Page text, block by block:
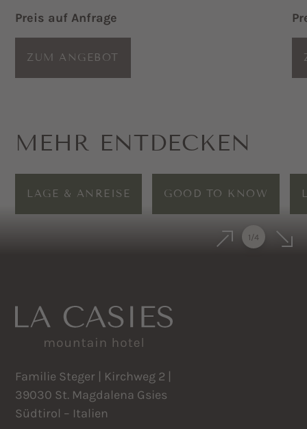
Preis auf Anfrage
ZUM ANGEBOT
MEHR ENTDECKEN
LAGE & ANREISE GOOD TO KNOW
1/4
Familie Steger | Kirchweg 2 |
39030 St. Magdalena Gsies
Südtirol – Italien